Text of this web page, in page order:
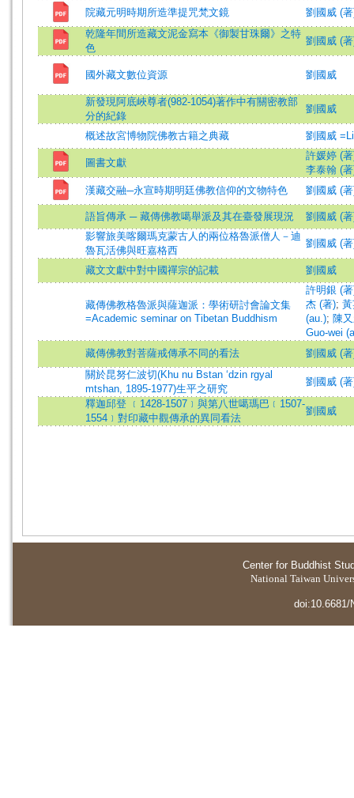
院藏元明時期所造準提咒梵文鏡
劉國威 (
乾隆年間所造藏文泥金寫本《御製甘珠爾》之特
色
劉國威 (
國外藏文數位資源 劉國威
新發現阿底峽尊者(982-1054)著作中有關密教部
分的紀錄
劉國威
概述故宮博物院佛教古籍之典藏 劉國威
圖書文獻
許媛婷 (
李泰翰 (
漢藏交融─永宣時期明廷佛教信仰的文物特色
劉國威 (
語旨傳承 ─ 藏傳佛教噶舉派及其在臺發展現況
劉國威 (
影響旅美喀爾瑪克蒙古人的兩位格魯派僧人－迪
魯瓦活佛與旺嘉格西
劉國威 (
藏文文獻中對中國禪宗的記載 劉國威
藏傳佛教格魯派與薩迦派：學術研討會論文集
=Academic seminar on Tibetan Buddhism
許明銀 (
杰 (著);
(au.); 陳
Guo-wei
藏傳佛教對菩薩戒傳承不同的看法
劉國威 (
關於昆努仁波切(Khu nu Bstan ‘dzin rgyal
mtshan, 1895-1977)生平之研究
劉國威 (
釋迦邱登 ﹝1428-1507﹞與第八世噶瑪巴﹝1507-
1554﹞對印藏中觀傳承的異同看法
劉國威
Center for Buddhist
National Taiwan
doi:10.6681/